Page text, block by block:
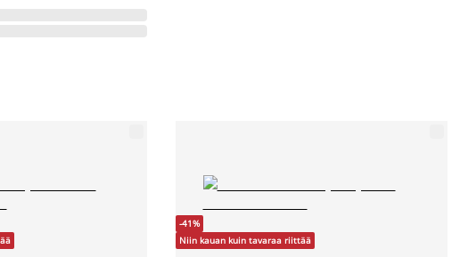
-41%
Niin kauan kuin tavaraa riittää